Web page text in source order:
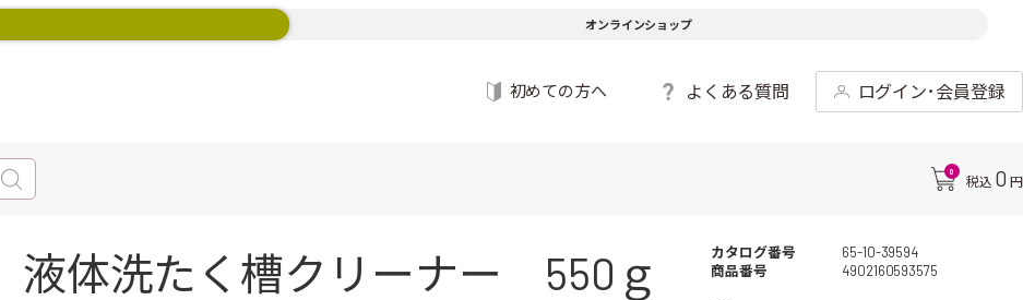
オンラインショップ
初めての方へ よくある質問 ログイン･会員登録
0
税込 0 円
体洗たく槽クリーナー 550ｇ カタログ番号
65-10-39594
商品番号
4902160593575